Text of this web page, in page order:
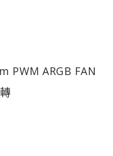
PWM ARGB FAN